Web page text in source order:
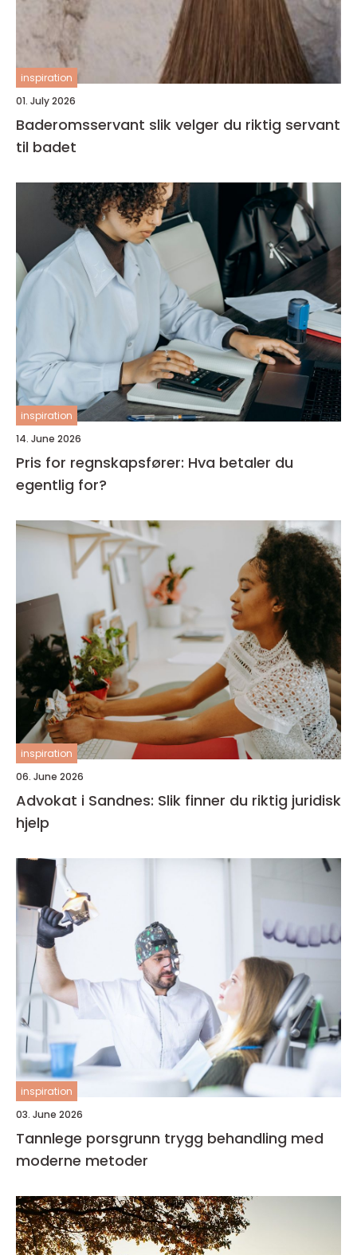
inspiration
01. July 2026
Baderomsservant slik velger du riktig servant
til badet
inspiration
14. June 2026
Pris for regnskapsfører: Hva betaler du
egentlig for?
inspiration
06. June 2026
Advokat i Sandnes: Slik finner du riktig juridisk
hjelp
inspiration
03. June 2026
Tannlege porsgrunn trygg behandling med
moderne metoder